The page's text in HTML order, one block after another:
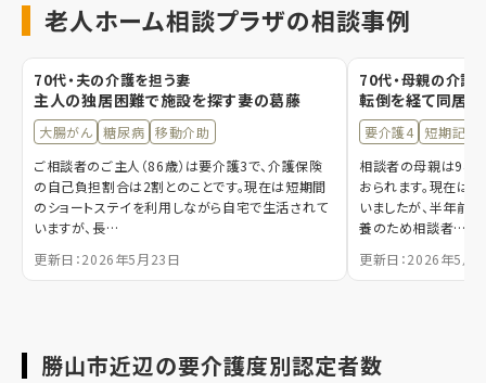
老人ホーム相談プラザの相談事例
70代・夫の介護を担う妻
主人の独居困難で施設を探す妻の葛藤
大腸がん 糖尿病
移動介助
ご相談者のご主人（86歳）は要介護3で、介護保険
の自己負担割合は2割とのことです。現在は短期間
のショートステイを利用しながら自宅で生活されて
いますが、長…
更新日：2026年5月23日
70代・母親の介護
転倒を経て同居
要介護4
短期記憶
相談者の母親は94
おられます。現在は
いましたが、半年前
養のため相談者…
更新日：2026年5月
勝山市近辺の要介護度別認定者数